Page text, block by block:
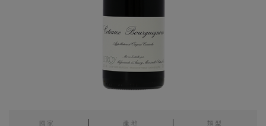
國家 產地 類型